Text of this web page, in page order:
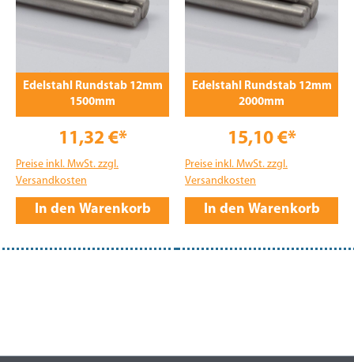
Edelstahl Rundstab 12mm
1500mm
11,32 €*
Preise inkl. MwSt. zzgl.
Versandkosten
In den Warenkorb
Edelstahl Rundstab 12mm
2000mm
15,10 €*
Preise inkl. MwSt. zzgl.
Versandkosten
In den Warenkorb